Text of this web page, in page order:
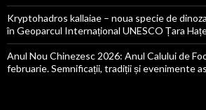
Kryptohadros kallaiae – noua specie de
în Geoparcul Internațional UNESCO Țara
Anul Nou Chinezesc 2026: Anul Calului de
februarie. Semnificații, tradiții și evenimente